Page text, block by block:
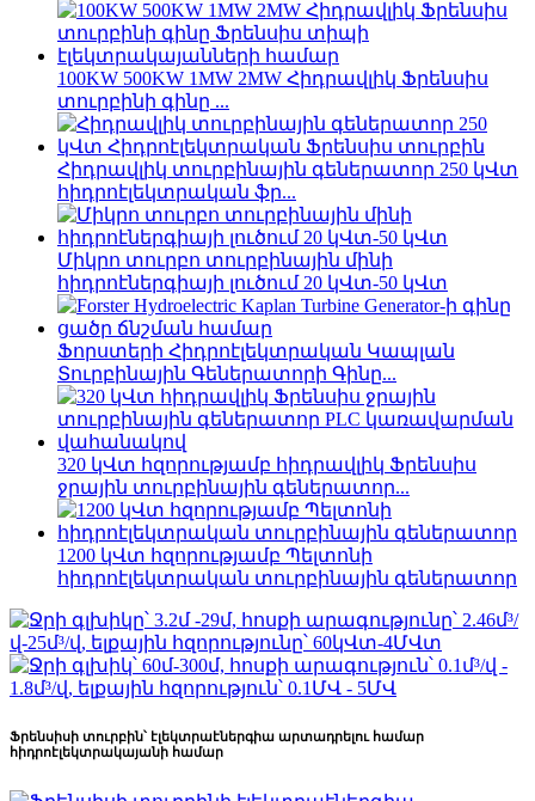
100KW 500KW 1MW 2MW Հիդրավլիկ Ֆրենսիս
տուրբինի գինը ...
Հիդրավլիկ տուրբինային գեներատոր 250 կՎտ
հիդրոէլեկտրական ֆր...
Միկրո տուրբո տուրբինային մինի
հիդրոէներգիայի լուծում 20 կՎտ-50 կՎտ
Ֆորստերի Հիդրոէլեկտրական Կապլան
Տուրբինային Գեներատորի Գինը...
320 կՎտ հզորությամբ հիդրավլիկ Ֆրենսիս
ջրային տուրբինային գեներատոր...
1200 կՎտ հզորությամբ Պելտոնի
հիդրոէլեկտրական տուրբինային գեներատոր
Ֆրենսիսի տուրբին՝ էլեկտրաէներգիա արտադրելու համար
հիդրոէլեկտրակայանի համար